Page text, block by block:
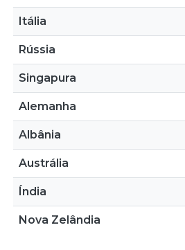
Itália
Rússia
Singapura
Alemanha
Albânia
Austrália
Índia
Nova Zelândia